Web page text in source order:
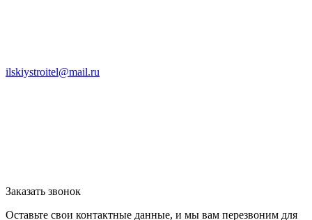
ilskiystroitel@mail.ru
Заказать звонок
Оставьте свои контактные данные, и мы вам перезвоним для